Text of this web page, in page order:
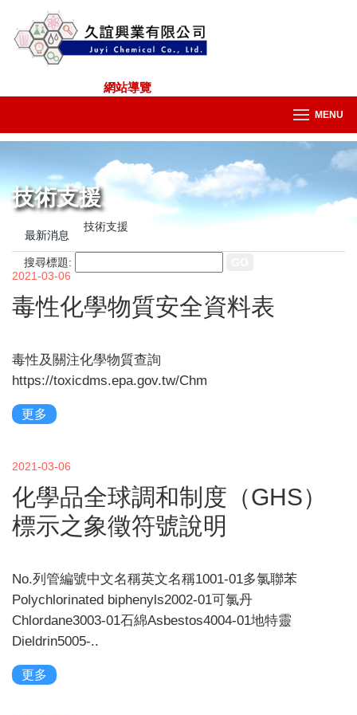
網站導覽
MENU
技術支援
最新消息
技術支援
搜尋標題:
2021-03-06
毒性化學物質安全資料表
毒性及關注化學物質查詢
https://toxicdms.epa.gov.tw/Chm
更多
2021-03-06
化學品全球調和制度（GHS）
標示之象徵符號說明
No.列管編號中文名稱英文名稱1001-01多氯聯苯
Polychlorinated biphenyls2002-01可氯丹
Chlordane3003-01石綿Asbestos4004-01地特靈
Dieldrin5005-..
更多